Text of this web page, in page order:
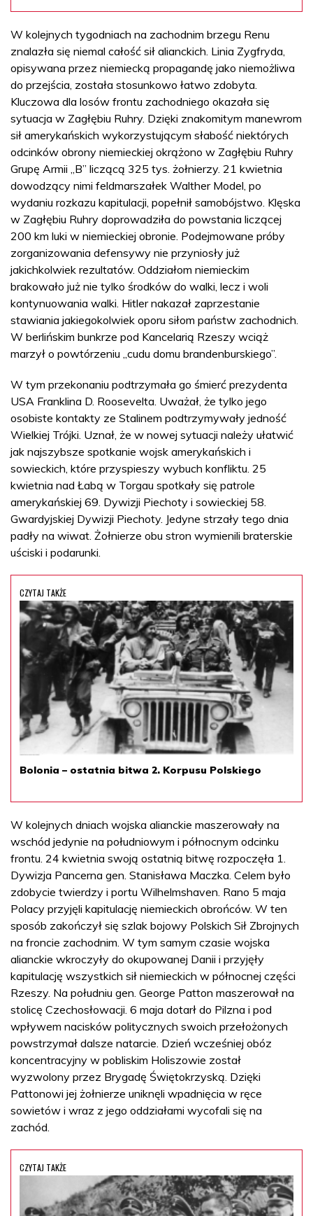
W kolejnych tygodniach na zachodnim brzegu Renu
znalazła się niemal całość sił alianckich. Linia Zygfryda,
opisywana przez niemiecką propagandę jako niemożliwa
do przejścia, została stosunkowo łatwo zdobyta.
Kluczowa dla losów frontu zachodniego okazała się
sytuacja w Zagłębiu Ruhry. Dzięki znakomitym manewrom
sił amerykańskich wykorzystującym słabość niektórych
odcinków obrony niemieckiej okrążono w Zagłębiu Ruhry
Grupę Armii „B” liczącą 325 tys. żołnierzy. 21 kwietnia
dowodzący nimi feldmarszałek Walther Model, po
wydaniu rozkazu kapitulacji, popełnił samobójstwo. Klęska
w Zagłębiu Ruhry doprowadziła do powstania liczącej
200 km luki w niemieckiej obronie. Podejmowane próby
zorganizowania defensywy nie przyniosły już
jakichkolwiek rezultatów. Oddziałom niemieckim
brakowało już nie tylko środków do walki, lecz i woli
kontynuowania walki. Hitler nakazał zaprzestanie
stawiania jakiegokolwiek oporu siłom państw zachodnich.
W berlińskim bunkrze pod Kancelarią Rzeszy wciąż
marzył o powtórzeniu „cudu domu brandenburskiego”.
W tym przekonaniu podtrzymała go śmierć prezydenta
USA Franklina D. Roosevelta. Uważał, że tylko jego
osobiste kontakty ze Stalinem podtrzymywały jedność
Wielkiej Trójki. Uznał, że w nowej sytuacji należy ułatwić
jak najszybsze spotkanie wojsk amerykańskich i
sowieckich, które przyspieszy wybuch konfliktu. 25
kwietnia nad Łabą w Torgau spotkały się patrole
amerykańskiej 69. Dywizji Piechoty i sowieckiej 58.
Gwardyjskiej Dywizji Piechoty. Jedyne strzały tego dnia
padły na wiwat. Żołnierze obu stron wymienili braterskie
uściski i podarunki.
CZYTAJ TAKŻE
Bolonia – ostatnia bitwa 2. Korpusu Polskiego
W kolejnych dniach wojska alianckie maszerowały na
wschód jedynie na południowym i północnym odcinku
frontu. 24 kwietnia swoją ostatnią bitwę rozpoczęła 1.
Dywizja Pancerna gen. Stanisława Maczka. Celem było
zdobycie twierdzy i portu Wilhelmshaven. Rano 5 maja
Polacy przyjęli kapitulację niemieckich obrońców. W ten
sposób zakończył się szlak bojowy Polskich Sił Zbrojnych
na froncie zachodnim. W tym samym czasie wojska
alianckie wkroczyły do okupowanej Danii i przyjęły
kapitulację wszystkich sił niemieckich w północnej części
Rzeszy. Na południu gen. George Patton maszerował na
stolicę Czechosłowacji. 6 maja dotarł do Pilzna i pod
wpływem nacisków politycznych swoich przełożonych
powstrzymał dalsze natarcie. Dzień wcześniej obóz
koncentracyjny w pobliskim Holiszowie został
wyzwolony przez Brygadę Świętokrzyską. Dzięki
Pattonowi jej żołnierze uniknęli wpadnięcia w ręce
sowietów i wraz z jego oddziałami wycofali się na
zachód.
CZYTAJ TAKŻE